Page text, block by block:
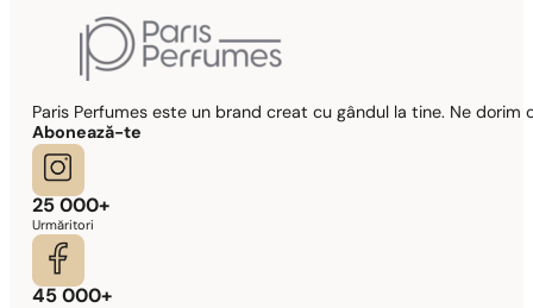
Paris Perfumes este un brand creat cu gândul la tine. Ne
Abonează-te
25 000+
Urmăritori
45 000+